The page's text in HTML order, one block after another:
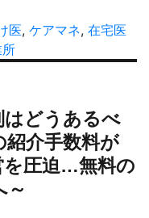
医, ケアマネ, 在宅医
はどうあるべ
紹介手数料が
を圧迫…無料の
～